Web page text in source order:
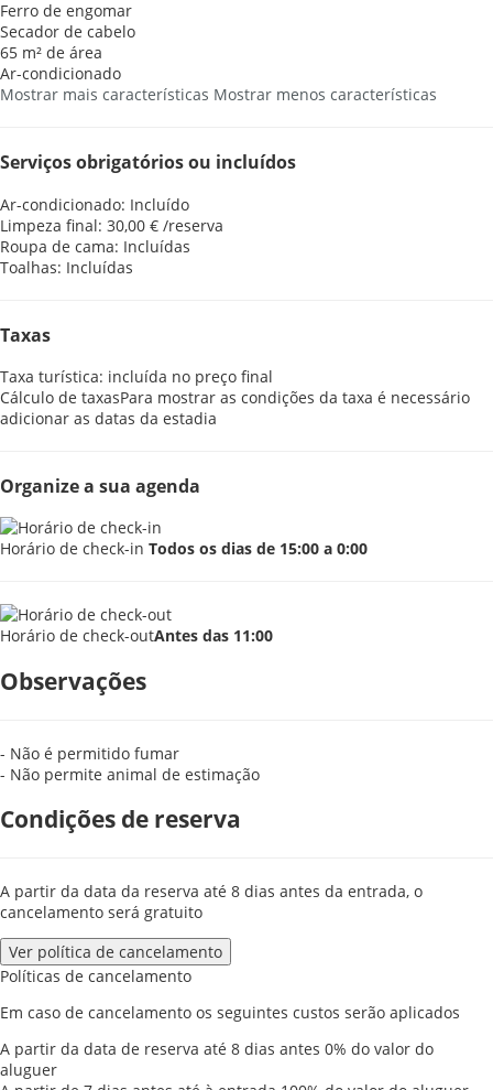
Ferro de engomar
Secador de cabelo
65 m² de área
Ar-condicionado
Mostrar mais características Mostrar menos características
Serviços obrigatórios ou incluídos
Ar-condicionado: Incluído
Limpeza final: 30,00 € /reserva
Roupa de cama: Incluídas
Toalhas: Incluídas
Taxas
Taxa turística: incluída no preço final
Cálculo de taxasPara mostrar as condições da taxa é necessário
adicionar as datas da estadia
Organize a sua agenda
Horário de check-in Todos os dias de 15:00 a 0:00
Horário de check-outAntes das 11:00
Observações
- Não é permitido fumar
- Não permite animal de estimação
Condições de reserva
A partir da data da reserva até 8 dias antes da entrada, o
cancelamento será gratuito
Ver política de cancelamento
Políticas de cancelamento
Em caso de cancelamento os seguintes custos serão aplicados
A partir da data de reserva até 8 dias antes 0% do valor do
aluguer